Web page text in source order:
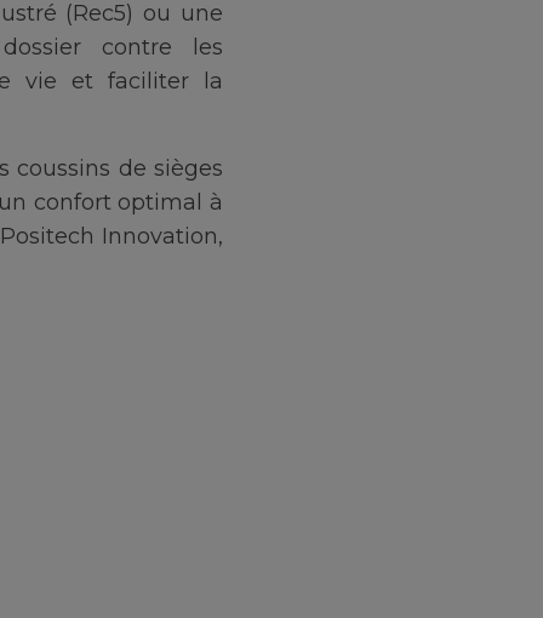
(Rec5) ou une
contre les
vie et faciliter la
coussins de sièges
confort optimal à
Innovation,